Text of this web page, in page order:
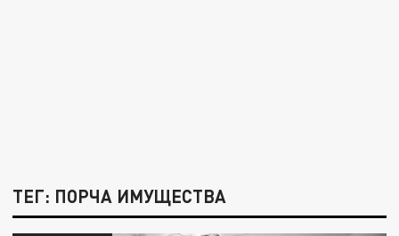
ТЕГ: ПОРЧА ИМУЩЕСТВА